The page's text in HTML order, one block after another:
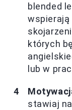
blended
wspierają
których
lub w
stawiaj